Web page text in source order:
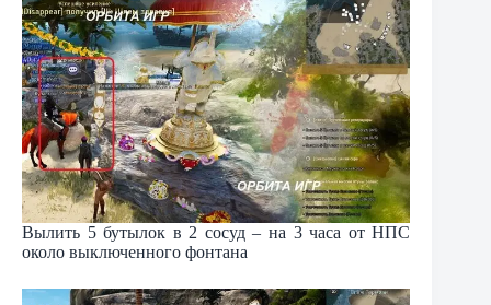
Вылить 5 бутылок в 2 сосуд – на 3 часа от НПС
около выключенного фонтана